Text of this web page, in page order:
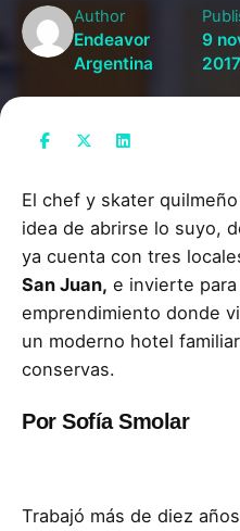
Author
Endeavor
Argentina
9
2017
El chef y skater
idea de abrirse lo suyo,
ya cuenta con tres
San Juan, e invierte
emprendimiento donde
un moderno hotel
conservas.
Por Sofía Smolar
Trabajó más de diez